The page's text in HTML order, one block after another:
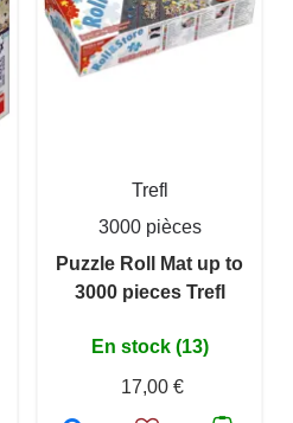
Trefl
3000 pièces
Puzzle Roll Mat up to
3000 pieces Trefl
En stock (13)
17,00 €